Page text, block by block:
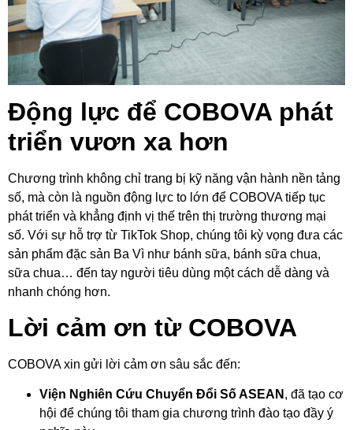
Động lực để COBOVA phát
triển vươn xa hơn
Chương trình không chỉ trang bị kỹ năng vận hành nền tảng
số, mà còn là nguồn động lực to lớn để COBOVA tiếp tục
phát triển và khẳng định vị thế trên thị trường thương mại
số. Với sự hỗ trợ từ TikTok Shop, chúng tôi kỳ vọng đưa các
sản phẩm đặc sản Ba Vì như bánh sữa, bánh sữa chua,
sữa chua… đến tay người tiêu dùng một cách dễ dàng và
nhanh chóng hơn.
Lời cảm ơn từ COBOVA
COBOVA xin gửi lời cảm ơn sâu sắc đến:
Viện Nghiên Cứu Chuyển Đổi Số ASEAN , đã tạo cơ
hội để chúng tôi tham gia chương trình đào tạo đầy ý